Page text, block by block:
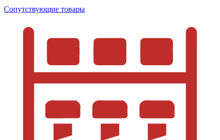
Сопутствующие товары